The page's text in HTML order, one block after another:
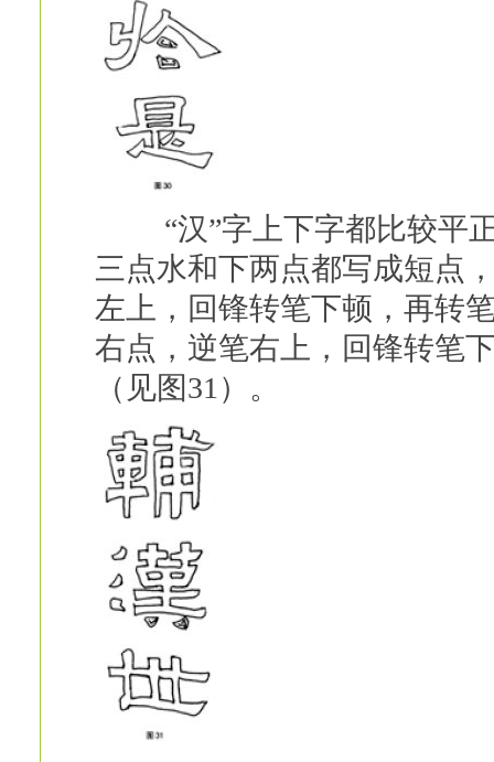
“汉”字上下字都比较平正
三点水和下两点都写成短点
左上，回锋转笔下顿，再转
右点，逆笔右上，回锋转笔
（见图31）。